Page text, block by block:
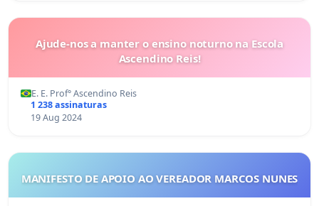
Ajude-nos a manter o ensino noturno na Escola
Ascendino Reis!
E. E. Prof° Ascendino Reis
1 238 assinaturas
19 Aug 2024
MANIFESTO DE APOIO AO VEREADOR MARCOS NUNES